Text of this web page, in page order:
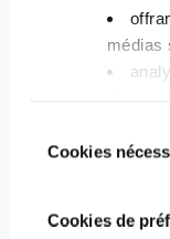
médias
refuser
tout
les
duCookies
Cookies de